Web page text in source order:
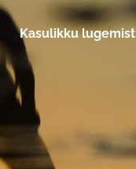
Kasulikku lugemist